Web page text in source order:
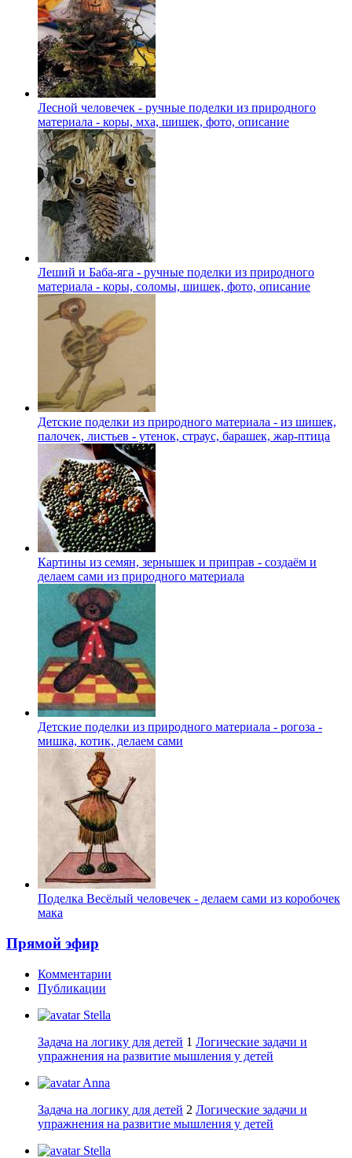
Лесной человечек - ручные поделки из природного
материала - коры, мха, шишек, фото, описание
Леший и Баба-яга - ручные поделки из природного
материала - коры, соломы, шишек, фото, описание
Детские поделки из природного материала - из шишек,
палочек, листьев - утенок, страус, барашек, жар-птица
Картины из семян, зернышек и приправ - создаём и
делаем сами из природного материала
Детские поделки из природного материала - рогоза -
мишка, котик, делаем сами
Поделка Весёлый человечек - делаем сами из коробочек
мака
Прямой эфир
Комментарии
Публикации
Stella
Задача на логику для детей 1 Логические задачи и
упражнения на развитие мышления у детей
Anna
Задача на логику для детей 2 Логические задачи и
упражнения на развитие мышления у детей
Stella